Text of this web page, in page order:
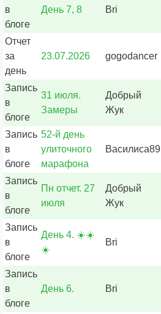
в
блоге
День 7, 8 Bri
Отчет
за
день
23.07.2026 gogodancer
Запись
в
блоге
31 июля.
Замеры
Добрый
Жук
Запись
в
блоге
52-й день
улиточного
марафона
Василиса89
Запись
в
блоге
Пн отчет. 27
июля
Добрый
Жук
Запись
в
блоге
День 4. ☀️☀️
☀️
Bri
Запись
в
блоге
День 6. Bri